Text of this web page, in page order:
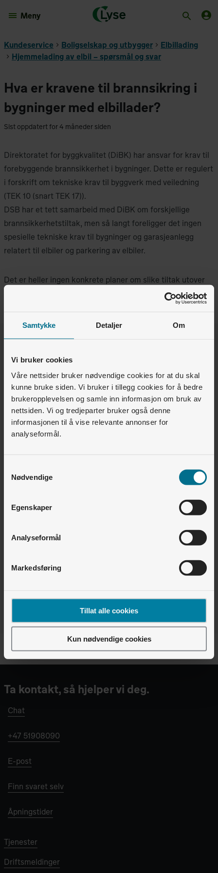
Samtykke Detaljer Om
Vi bruker cookies
Våre nettsider bruker nødvendige cookies for at du skal
kunne bruke siden. Vi bruker i tillegg cookies for å bedre
brukeropplevelsen og samle inn informasjon om bruk av
nettsiden. Vi og tredjeparter bruker også denne
informasjonen til å vise relevante annonser for
analyseformål.
Nødvendige
Egenskaper
Analyseformål
Markedsføring
Tillat alle cookies
Kun nødvendige cookies
Meny
Kundeservice Boligselskap og utbygger
Elbillading
Hjemmelading av elbil – spørsmål og svar
Hva er kravene til brannsikring i
bygninger med elbillader?
Sist oppdatert for 4 måneder siden
Direktoratet for byggkvalitet (DiBK) har ansvar for krav til
forebyggende brannsikkerhet i bygninger. Dette er regulert
i forskrift om tekniske krav til byggverk med veiledning
(TEK 10 (snart TEK 17)).
DSB har et tett samarbeid med DiBK om forskjellige
brannsikkerhetstiltak, men så langt foreligger det ingen
spesielle tekniske krav til bygninger og garasjeanlegg
relatert til elbiler og parkering av elbiler.
Det er heller ingen konkrete planer om slike tiltak utover
det som allerede gjelder for parkering av biler.
Ja Nei
1av1synes dette var nyttig
Boligselskap og utbygger • Lyse Lading
Hvordan lade med RFID/ladebrikke? (iPhone)
Hvordan lade med RFID/ladebrikke? (Android)
Finner du ikke det du leter etter?
Ta kontakt, så hjelper vi deg.
Chat
+47 51908090
E-post
Finn svaret selv
Åpningstider
Tjenester
Driftsmeldinger